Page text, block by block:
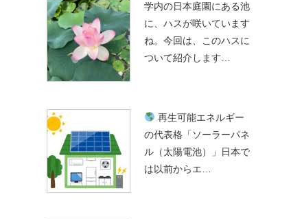
学内の日本庭園にある池
に、ハスが咲いています
ね。今回は、このハスに
ついて紹介します…
再生可能エネルギー
の代表格「ソーラーパネ
ル（太陽電池）」日本で
は以前からエ…